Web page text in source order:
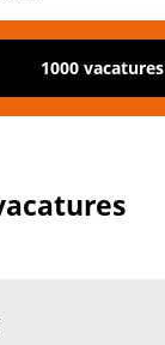
1000 vacatures